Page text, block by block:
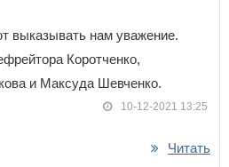
выказывать нам уважение.
Коротченко,
и Максуда Шевченко.
10-12-2021 13:25
Читать